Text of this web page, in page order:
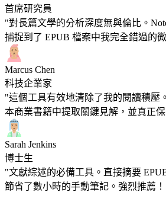
首席研究員
"對長篇文學的分析深度無與倫比。
捕捉到了 EPUB 檔案中我完全錯過的
Marcus Chen
科技企業家
"這個工具有效地清除了我的閱讀積壓
本商業書籍中提取關鍵見解，並真正
Sarah Jenkins
博士生
"文獻綜述的必備工具。直接摘要
節省了數小時的手動筆記。強烈推薦